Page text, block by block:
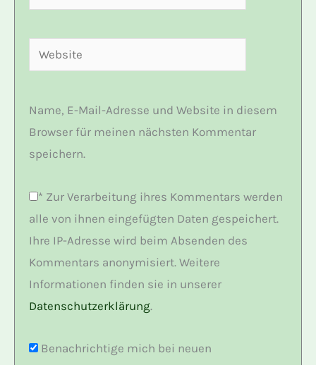
Mail-
Website
Name, E-Mail-Adresse und Website in diesem
Browser für meinen nächsten Kommentar
speichern.
* Zur Verarbeitung ihres Kommentars werden
alle von ihnen eingefügten Daten gespeichert.
Ihre IP-Adresse wird beim Absenden des
Kommentars anonymisiert. Weitere
Informationen finden sie in unserer
Datenschutzerklärung.
Benachrichtige mich bei neuen